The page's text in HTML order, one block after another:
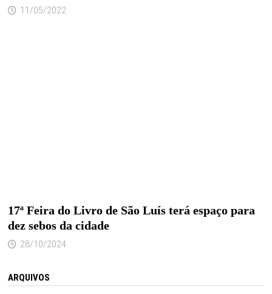
11/05/2022
17ª Feira do Livro de São Luís terá espaço para
dez sebos da cidade
28/10/2024
ARQUIVOS